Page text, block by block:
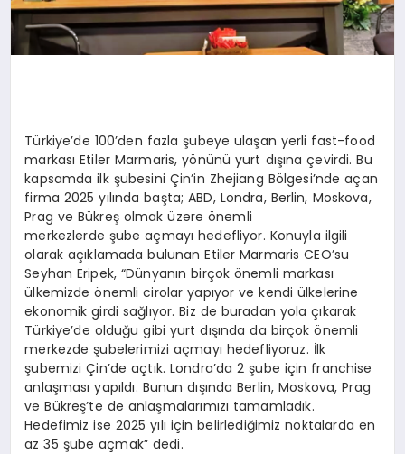
Türkiye’de 100’den fazla şubeye ulaşan yerli fast-food
markası Etiler Marmaris, yönünü yurt dışına çevirdi. Bu
kapsamda ilk şubesini Çin’in Zhejiang Bölgesi’nde açan
firma 2025 yılında başta; ABD, Londra, Berlin, Moskova,
Prag ve Bükreş olmak üzere önemli
merkezlerde şube açmayı hedefliyor. Konuyla ilgili
olarak açıklamada bulunan Etiler Marmaris CEO’su
Seyhan Eripek, “Dünyanın birçok önemli markası
ülkemizde önemli cirolar yapıyor ve kendi ülkelerine
ekonomik girdi sağlıyor. Biz de buradan yola çıkarak
Türkiye’de olduğu gibi yurt dışında da birçok önemli
merkezde şubelerimizi açmayı hedefliyoruz. İlk
şubemizi Çin’de açtık. Londra’da 2 şube için franchise
anlaşması yapıldı. Bunun dışında Berlin, Moskova, Prag
ve Bükreş’te de anlaşmalarımızı tamamladık.
Hedefimiz ise 2025 yılı için belirlediğimiz noktalarda en
az 35 şube açmak” dedi.